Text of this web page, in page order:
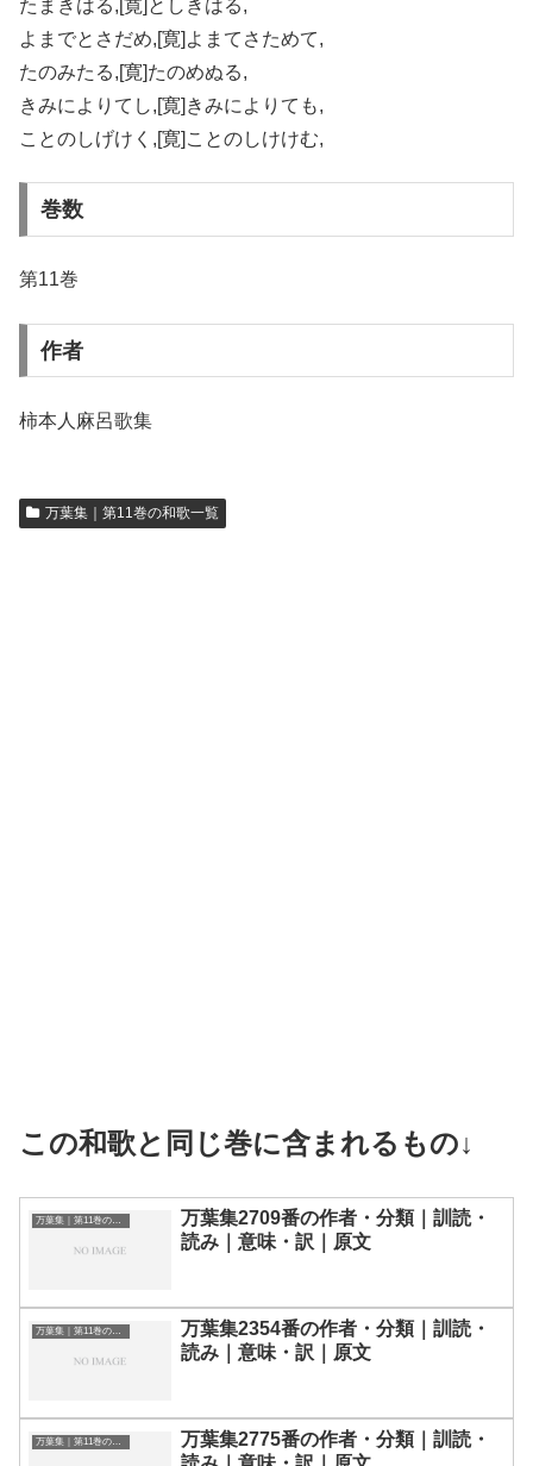
たまきはる,[寛]としきはる,
よまでとさだめ,[寛]よまてさためて,
たのみたる,[寛]たのめぬる,
きみによりてし,[寛]きみによりても,
ことのしげけく,[寛]ことのしけけむ,
巻数
第11巻
作者
柿本人麻呂歌集
万葉集｜第11巻の和歌一覧
この和歌と同じ巻に含まれるもの↓
万葉集｜第11巻の和歌一覧
万葉集2709番の作者・分類｜訓読・
読み｜意味・訳｜原文
万葉集｜第11巻の和歌一覧
万葉集2354番の作者・分類｜訓読・
読み｜意味・訳｜原文
万葉集｜第11巻の和歌一覧
万葉集2775番の作者・分類｜訓読・